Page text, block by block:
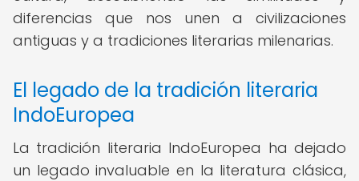
diferencias que nos unen a civilizaciones
antiguas y a tradiciones literarias milenarias.
El legado de la tradición literaria
IndoEuropea
La tradición literaria IndoEuropea ha dejado
un legado invaluable en la literatura clásica,